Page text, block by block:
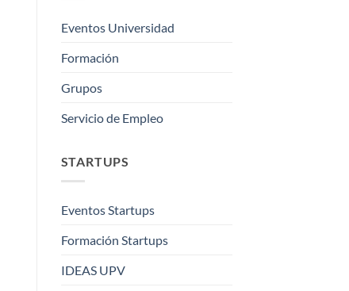
Eventos Universidad
Formación
Grupos
Servicio de Empleo
STARTUPS
Eventos Startups
Formación Startups
IDEAS UPV